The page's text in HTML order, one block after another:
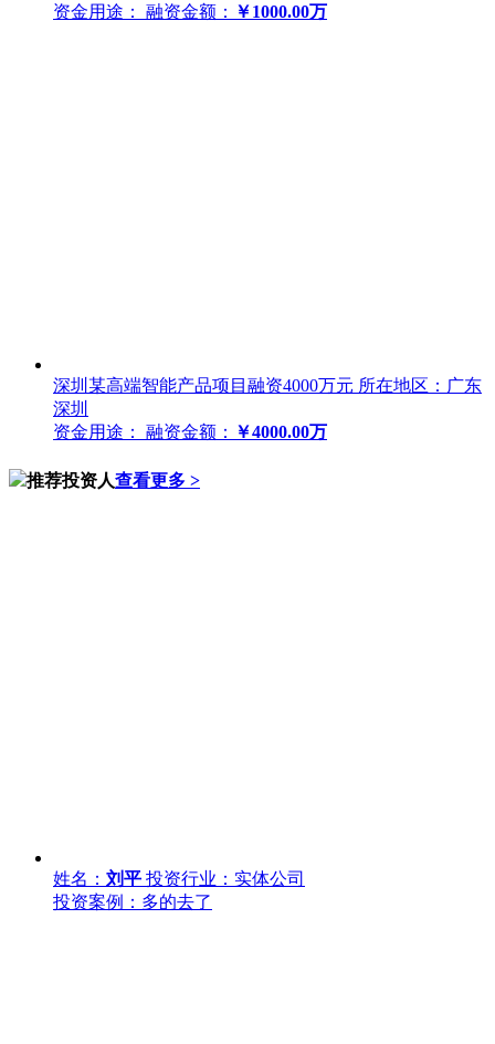
资金用途：
融资金额： ￥1000.00万
深圳某高端智能产品项目融资4000万元 所在地区：广东
深圳
资金用途：
融资金额： ￥4000.00万
推荐投资人查看更多 >
姓名： 刘平 投资行业：实体公司
投资案例：多的去了